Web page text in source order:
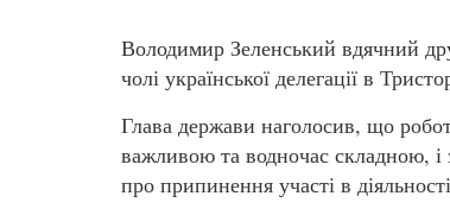
Володимир Зеленський вдячний
чолі української делегації в
Глава держави наголосив, що
важливою та водночас складною,
про припинення участі в